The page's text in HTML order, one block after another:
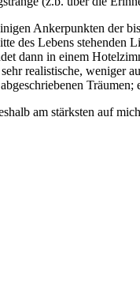
Ankerpunkten der
des Lebens stehenden
dann in einem
realistische, weniger
am stärksten auf